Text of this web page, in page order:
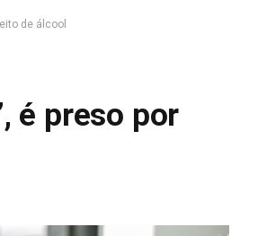
de álcool
é preso por